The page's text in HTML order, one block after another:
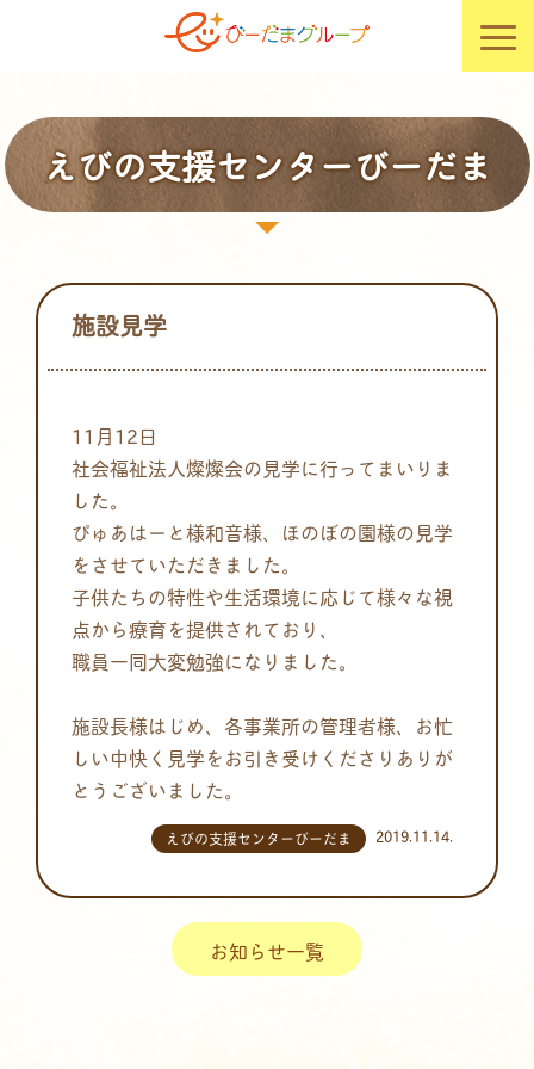
えびの支援センターびーだま
施設見学
11月12日
社会福祉法人燦燦会の見学に行ってまいりま
した。
ぴゅあはーと様和音様、ほのぼの園様の見学
をさせていただきました。
子供たちの特性や生活環境に応じて様々な視
点から療育を提供されており、
職員一同大変勉強になりました。
施設長様はじめ、各事業所の管理者様、お忙
しい中快く見学をお引き受けくださりありが
とうございました。
2019.11.14.
えびの支援センターびーだま
お知らせ一覧